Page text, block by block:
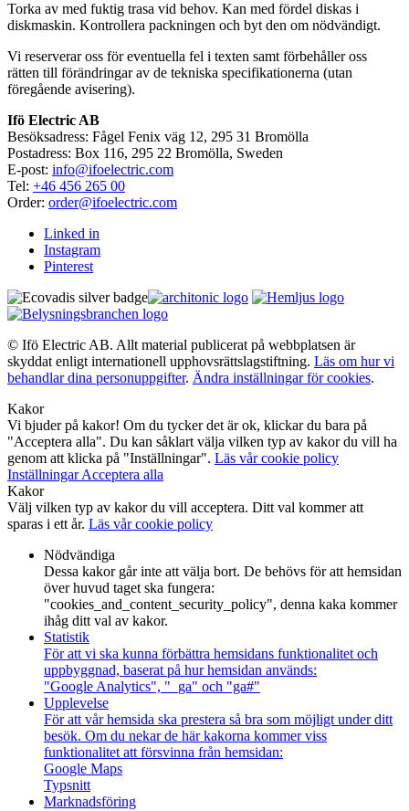
Torka av med fuktig trasa vid behov. Kan med fördel diskas i
diskmaskin. Kontrollera packningen och byt den om nödvändigt.
Vi reserverar oss för eventuella fel i texten samt förbehåller oss
rätten till förändringar av de tekniska specifikationerna (utan
föregående avisering).
Ifö Electric AB
Besöksadress: Fågel Fenix väg 12, 295 31 Bromölla
Postadress: Box 116, 295 22 Bromölla, Sweden
E-post: info@ifoelectric.com
Tel: +46 456 265 00
Order: order@ifoelectric.com
Linked in
Instagram
Pinterest
© Ifö Electric AB. Allt material publicerat på webbplatsen är
skyddat enligt internationell upphovsrättslagstiftning. Läs om hur vi
behandlar dina personuppgifter. Ändra inställningar för cookies.
Kakor
Vi bjuder på kakor! Om du tycker det är ok, klickar du bara på
"Acceptera alla". Du kan såklart välja vilken typ av kakor du vill ha
genom att klicka på "Inställningar". Läs vår cookie policy
InställningarAcceptera alla
Kakor
Välj vilken typ av kakor du vill acceptera. Ditt val kommer att
sparas i ett år. Läs vår cookie policy
Nödvändiga
Dessa kakor går inte att välja bort. De behövs för att hemsidan
över huvud taget ska fungera:
"cookies_and_content_security_policy", denna kaka kommer
ihåg ditt val av kakor.
Statistik
För att vi ska kunna förbättra hemsidans funktionalitet och
uppbyggnad, baserat på hur hemsidan används:
"Google Analytics", "_ga" och "ga#"
Upplevelse
För att vår hemsida ska prestera så bra som möjligt under ditt
besök. Om du nekar de här kakorna kommer viss
funktionalitet att försvinna från hemsidan:
Google Maps
Typsnitt
Marknadsföring